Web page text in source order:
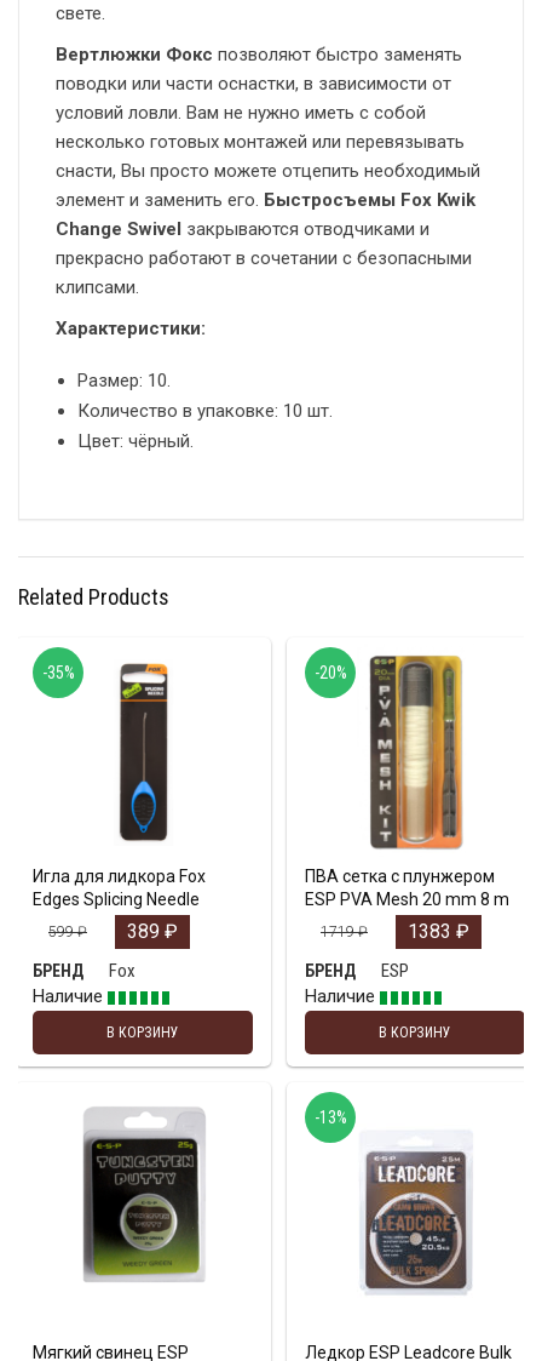
свете.
Вертлюжки Фокс позволяют быстро заменять
поводки или части оснастки, в зависимости от
условий ловли. Вам не нужно иметь с собой
несколько готовых монтажей или перевязывать
снасти, Вы просто можете отцепить необходимый
элемент и заменить его. Быстросъемы Fox Kwik
Change Swivel закрываются отводчиками и
прекрасно работают в сочетании с безопасными
клипсами.
Характеристики:
Размер: 10.
Количество в упаковке: 10 шт.
Цвет: чёрный.
Related Products
Игла для лидкора Fox
Edges Splicing Needle
599₽ 389 ₽
БРЕНД
Fox
Наличие
В КОРЗИНУ
-35%
ПВА сетка с плунжером
ESP PVA Mesh 20 mm 8 m
1719₽ 1383 ₽
БРЕНД
ESP
Наличие
В КОРЗИНУ
-20%
Мягкий свинец ESP Ледкор ESP Leadcore Bulk
-13%